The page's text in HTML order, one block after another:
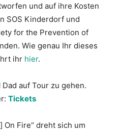
und auf ihre Kosten
SOS Kinderdorf und
for the Prevention of
Wie genau Ihr dieses
ihr hier.
auf Tour zu gehen.
Tickets
On Fire“ dreht sich um